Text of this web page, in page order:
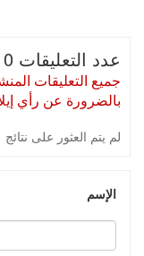
عدد التعليقات 0
جميع التعليقات
بالضرورة عن رأي
لم يتم العثور على نتائج
الإسم